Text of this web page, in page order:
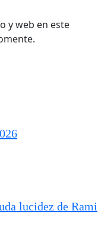
y web en este
lucidez de Rami